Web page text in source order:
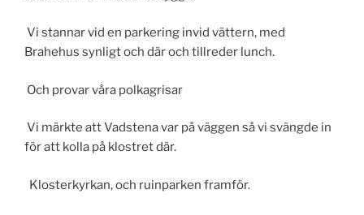
Vi stannar vid en parkering invid vättern, med
Brahehus synligt och där och tillreder lunch.
Och provar våra polkagrisar
Vi märkte att Vadstena var på väggen så vi svängde in
för att kolla på klostret där.
Klosterkyrkan, och ruinparken framför.